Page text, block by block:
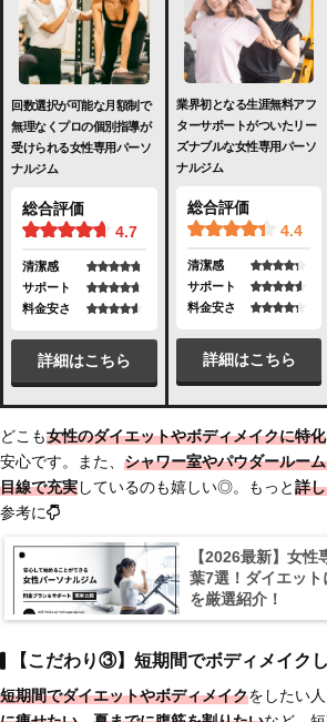
回数選択が可能な月額制で
無理なくプロの個別指導が
受けられる女性専用パーソ
ナルジム
総合評価
4.7
清潔感
サポート
料金安さ
詳細はこちら
業界初となる生涯無料アフ
ターサポートがついたリー
ズナブルな女性専用パーソ
ナルジム
総合評価
4.4
清潔感
サポート
料金安さ
詳細はこちら
どこも女性のダイエットやボディメイクに特化
安心です。また、 シャワー室やパウダールー
目線で充実しているのも嬉しい◎。もっと詳
参考に
【2026最新】女
葉7選！ダイエッ
を厳選紹介！
【こだわり③】短期間でボディメイク
短期間でダイエットやボディメイクをしたい人